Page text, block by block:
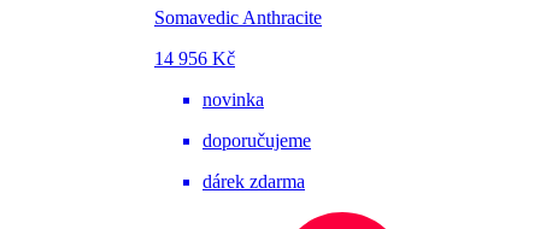
Somavedic Anthracite
14 956 Kč
novinka
doporučujeme
dárek zdarma